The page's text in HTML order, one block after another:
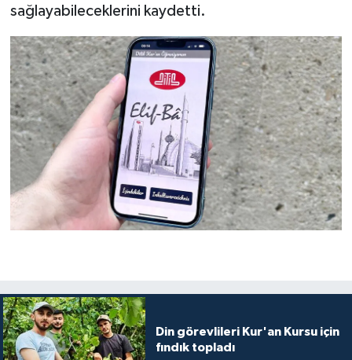
sağlayabileceklerini kaydetti.
Din görevlileri Kur'an Kursu için
fındık topladı
Nevşehir Müftülüğü
Niğde Müftülüğü
Ordu Müftülüğü
Osmaniye Müftülüğü
Rize Müftülüğü
Sakarya Müftülüğü
Sinop Müftülüğü